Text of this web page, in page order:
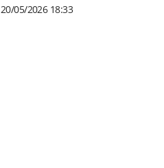
20/05/2026 18:33